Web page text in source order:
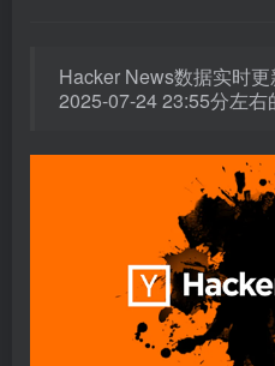
Hacker News数据实时
2025-07-24 23:55分左右